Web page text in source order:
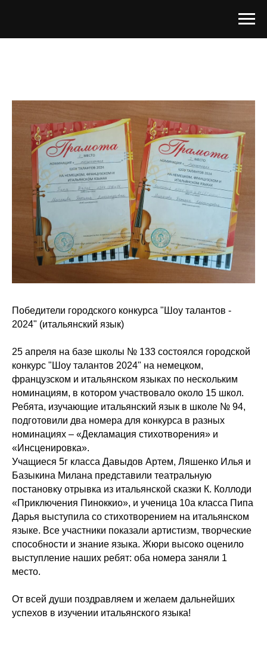
Победители городского конкурса "Шоу талантов -
2024" (итальянский язык)
25 апреля на базе школы № 133 состоялся городской
конкурс "Шоу талантов 2024" на немецком,
французском и итальянском языках по нескольким
номинациям, в котором участвовало около 15 школ.
Ребята, изучающие итальянский язык в школе № 94,
подготовили два номера для конкурса в разных
номинациях – «Декламация стихотворения» и
«Инсценировка».
Учащиеся 5г класса Давыдов Артем, Ляшенко Илья и
Базыкина Милана представили театральную
постановку отрывка из итальянской сказки К. Коллоди
«Приключения Пиноккио», и ученица 10а класса Пипа
Дарья выступила со стихотворением на итальянском
языке. Все участники показали артистизм, творческие
способности и знание языка. Жюри высоко оценило
выступление наших ребят: оба номера заняли 1
место.
От всей души поздравляем и желаем дальнейших
успехов в изучении итальянского языка!